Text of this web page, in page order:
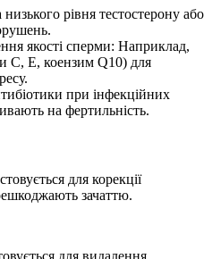
рівня тестостерону або
якості сперми: Наприклад,
C, E, коензим Q10) для
при інфекційних
на фертильність.
для корекції
зачаттю.